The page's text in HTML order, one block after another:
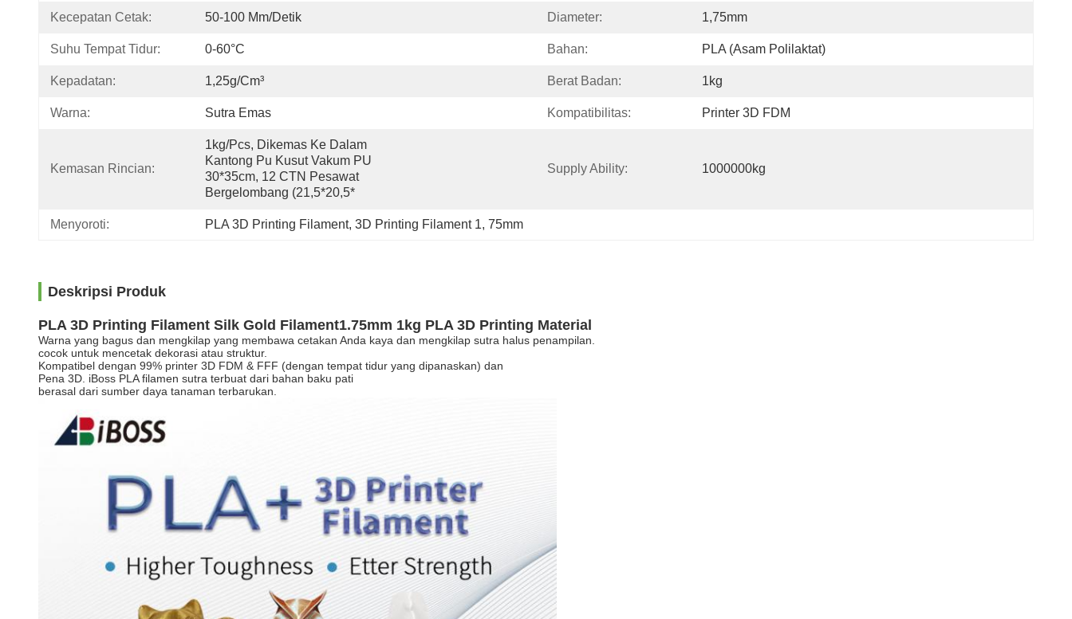
Kecepatan Cetak: 50-100 Mm/detik Diameter: 1,75mm
Suhu Tempat Tidur: 0-60°C Bahan: PLA (Asam Polilaktat)
Kepadatan: 1,25g/cm³ Berat Badan: 1kg
Warna: Sutra Emas Kompatibilitas: Printer 3D FDM
Kemasan Rincian:
1kg/pcs, Dikemas Ke Dalam
Kantong Pu Kusut Vakum PU
30*35cm, 12 CTN Pesawat
Bergelombang (21,5*20,5*
Supply Ability: 1000000kg
Menyoroti: PLA 3D Printing Filament, 3D Printing Filament 1, 75mm
Deskripsi Produk
PLA 3D Printing Filament Silk Gold Filament1.75mm 1kg PLA 3D Printing Material
Warna yang bagus dan mengkilap yang membawa cetakan Anda kaya dan mengkilap sutra halus penampilan.
cocok untuk mencetak dekorasi atau struktur.
Kompatibel dengan 99% printer 3D FDM & FFF (dengan tempat tidur yang dipanaskan) dan
Pena 3D. iBoss PLA filamen sutra terbuat dari bahan baku pati
berasal dari sumber daya tanaman terbarukan.